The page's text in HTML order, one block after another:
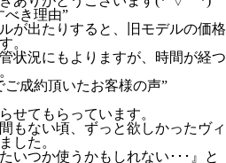
べき理由”
が出たりすると、旧モデルの価格
。
状況にもよりますが、時間が経つ
成約頂いたお客様の声”
せてもらっています。
もない頃、ずっと欲しかったヴィ
した。
いつか使うかもしれない･･･』と